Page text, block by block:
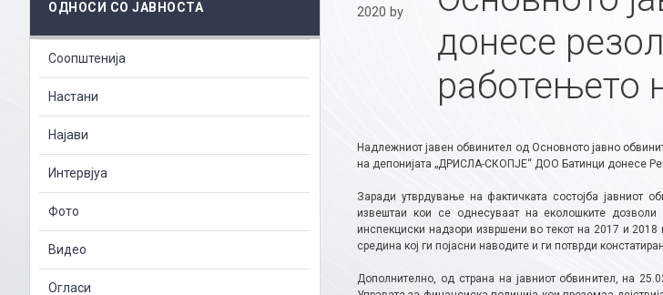
донесе
работењето
2020 by
Надлежниот јавен обвинител од Основното јавно
на депонијата „ДРИСЛА-СКОПЈЕ“ ДОО Батинци донесе
Заради утврдување на фактичката состојба јавниот
извештаи кои се однесуваат на еколошките дозволи
инспекциски надзори извршени во текот на 2017 и
средина кој ги појасни наводите и ги потврди
Дополнително, од страна на јавниот обвинител, на
ОДНОСИ СО ЈАВНОСТА
Соопштенија
Настани
Најави
Интервјуа
Фото
Видео
Огласи